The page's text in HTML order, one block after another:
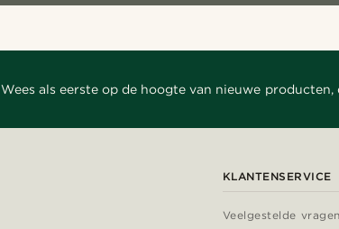
Wees als eerste op de hoogte van nieuwe
KLANTENSERVICE
Veelgestelde vragen